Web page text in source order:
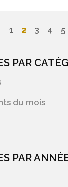
1 2 3 4 5
PAR
du mois
PAR